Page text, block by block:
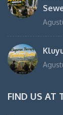
FIND US AT